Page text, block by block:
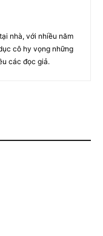
nhà, với nhiều năm
cô hy vọng những
các đọc giả.